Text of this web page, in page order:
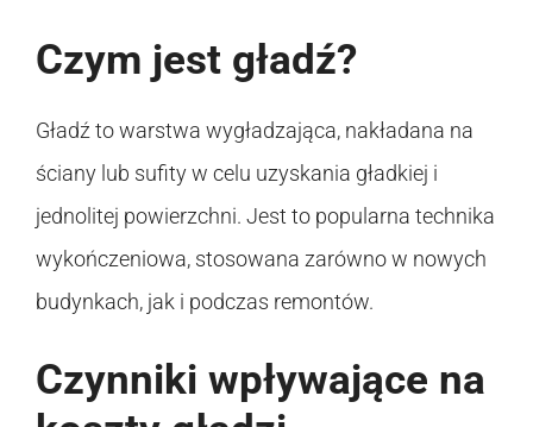
Czym jest gładź?
Gładź to warstwa wygładzająca, nakładana na
ściany lub sufity w celu uzyskania gładkiej i
jednolitej powierzchni. Jest to popularna technika
wykończeniowa, stosowana zarówno w nowych
budynkach, jak i podczas remontów.
Czynniki wpływające na